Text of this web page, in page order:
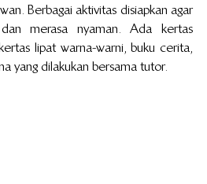
Berbagai aktivitas disiapkan agar
merasa nyaman. Ada kertas
lipat warna-warni, buku cerita,
yang dilakukan bersama tutor.